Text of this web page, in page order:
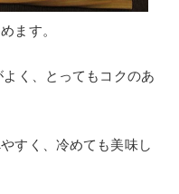
す。
く、とってもコクのあ
すく、冷めても美味し